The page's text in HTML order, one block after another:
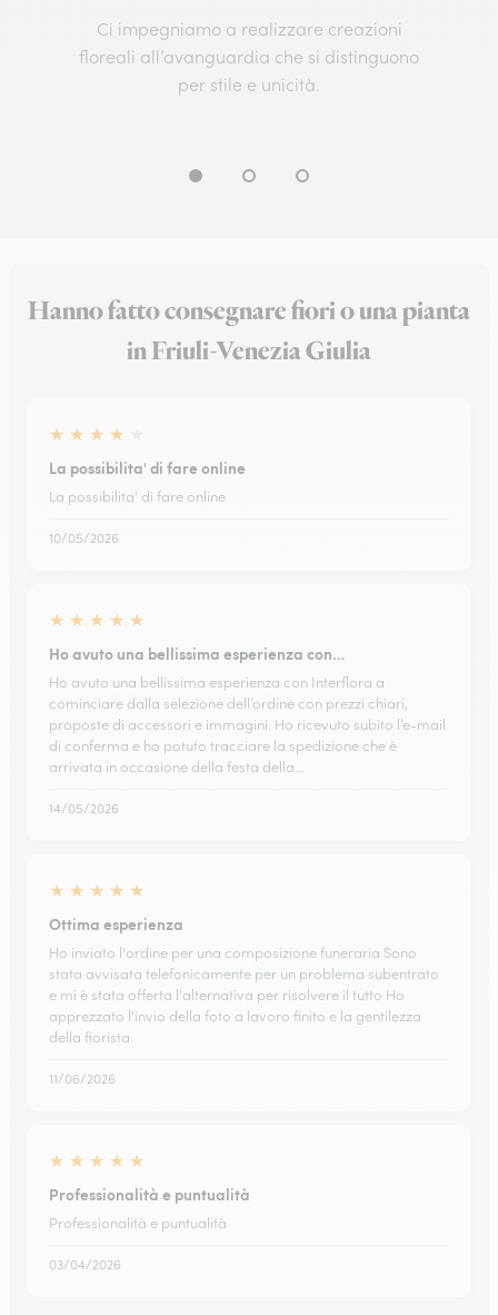
Ci impegniamo a realizzare creazioni
floreali all’avanguardia che si distinguono
per stile e unicità.
Hanno fatto consegnare fiori o una pianta
in Friuli-Venezia Giulia
★ ★ ★ ★
La possibilita' di fare online
La possibilita' di fare online
10/05/2026
★ ★ ★ ★ ★
Ho avuto una bellissima esperienza con…
Ho avuto una bellissima esperienza con Interflora a
cominciare dalla selezione dell’ordine con prezzi chiari,
proposte di accessori e immagini. Ho ricevuto subito l’e-mail
di conferma e ho potuto tracciare la spedizione che è
arrivata in occasione della festa della…
14/05/2026
★ ★ ★ ★ ★
Ottima esperienza
Ho inviato l'ordine per una composizione funeraria Sono
stata avvisata telefonicamente per un problema subentrato
e mi è stata offerta l'alternativa per risolvere il tutto Ho
apprezzato l'invio della foto a lavoro finito e la gentilezza
della fiorista.
11/06/2026
★ ★ ★ ★ ★
Professionalità e puntualità
Professionalità e puntualità
03/04/2026